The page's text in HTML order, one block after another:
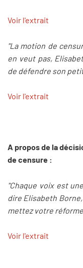
Voir l'extrait
"La motion de
en veut pas,
de défendre son
Voir l'extrait
A propos de la
de censure :
"Chaque voix est
dire Elisabeth
mettez votre
Voir l'extrait